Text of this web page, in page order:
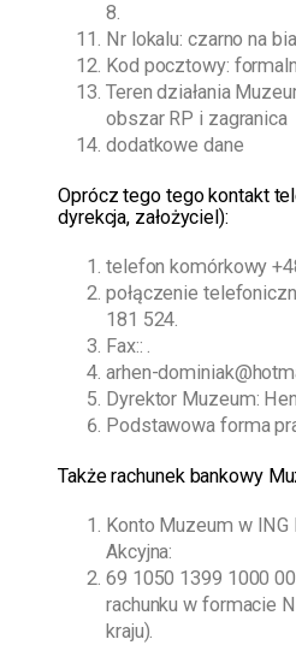
8.
Nr lokalu: czarno na
Kod pocztowy:
Teren działania
obszar RP i zagranica
dodatkowe dane
Oprócz tegotego kontakt
dyrekcja, założyciel):
telefon komórkowy
połączenie
181 524.
Fax:: .
arhen-
Dyrektor Muzeum:
Podstawowa forma
Także rachunek bankowy
Konto Muzeum w ING
Akcyjna:
69 1050 1399 1000
rachunku w formacie
kraju).